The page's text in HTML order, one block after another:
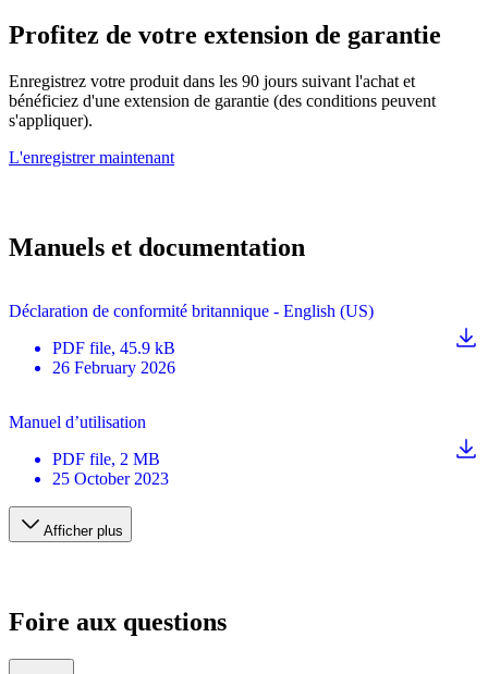
Profitez de votre extension de garantie
Enregistrez votre produit dans les 90 jours suivant l'achat et
bénéficiez d'une extension de garantie (des conditions peuvent
s'appliquer).
L'enregistrer maintenant
Manuels et documentation
Déclaration de conformité britannique - English (US)
PDF file, 45.9 kB
26 February 2026
Manuel d’utilisation
PDF file, 2 MB
25 October 2023
Afficher plus
Foire aux questions